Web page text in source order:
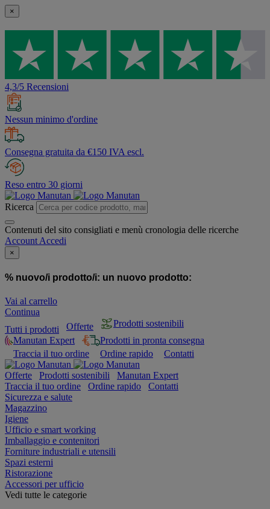
×
4,3/5 Recensioni
Nessun minimo d'ordine
Consegna gratuita da €150 IVA escl.
Reso entro 30 giorni
Ricerca
Contenuti del sito consigliati e menù cronologia delle ricerche
Account Accedi
×
% nuovo/i prodotto/i: un nuovo prodotto:
Vai al carrello
Continua
Tutti i prodotti
Offerte
Prodotti sostenibili
Manutan Expert
Prodotti in pronta consegna
Traccia il tuo ordine
Ordine rapido Contatti
Offerte Prodotti sostenibili
Manutan Expert
Traccia il tuo ordine
Ordine rapido
Contatti
Sicurezza e salute
Magazzino
Igiene
Ufficio e smart working
Imballaggio e contenitori
Forniture industriali e utensili
Spazi esterni
Ristorazione
Accessori per ufficio
Vedi tutte le categorie